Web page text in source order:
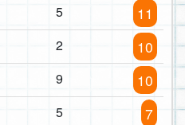
5 11
2 10
9 10
5 7